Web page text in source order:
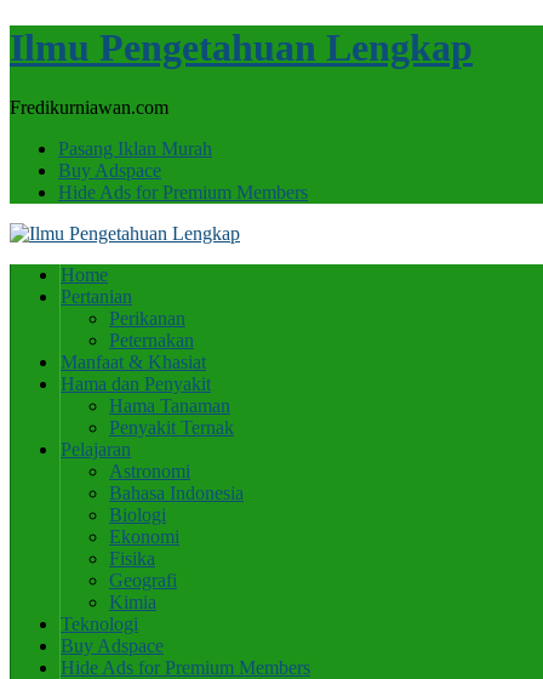
Ilmu Pengetahuan Lengkap
Fredikurniawan.com
Pasang Iklan Murah
Buy Adspace
Hide Ads for Premium Members
Home
Pertanian
Perikanan
Peternakan
Manfaat & Khasiat
Hama dan Penyakit
Hama Tanaman
Penyakit Ternak
Pelajaran
Astronomi
Bahasa Indonesia
Biologi
Ekonomi
Fisika
Geografi
Kimia
Teknologi
Buy Adspace
Hide Ads for Premium Members